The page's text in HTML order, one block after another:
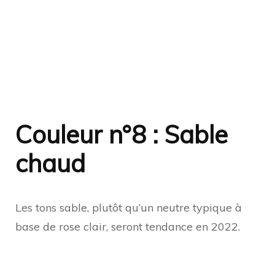
Couleur n°8 : Sable
chaud
Les tons sable, plutôt qu’un neutre typique à
base de rose clair, seront tendance en 2022.